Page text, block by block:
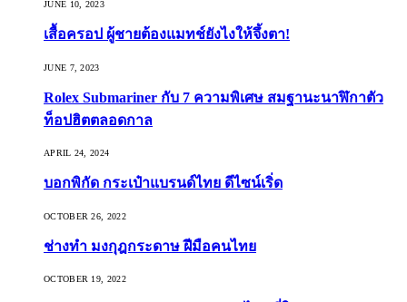
JUNE 10, 2023
เสื้อครอป ผู้ชายต้องแมทช์ยังไงให้จึ้งตา!
JUNE 7, 2023
Rolex Submariner กับ 7 ความพิเศษ สมฐานะนาฬิกาตัว
ท็อปฮิตตลอดกาล
APRIL 24, 2024
บอกพิกัด กระเป๋าแบรนด์ไทย ดีไซน์เริ่ด
OCTOBER 26, 2022
ช่างทำ มงกุฎกระดาษ ฝีมือคนไทย
OCTOBER 19, 2022